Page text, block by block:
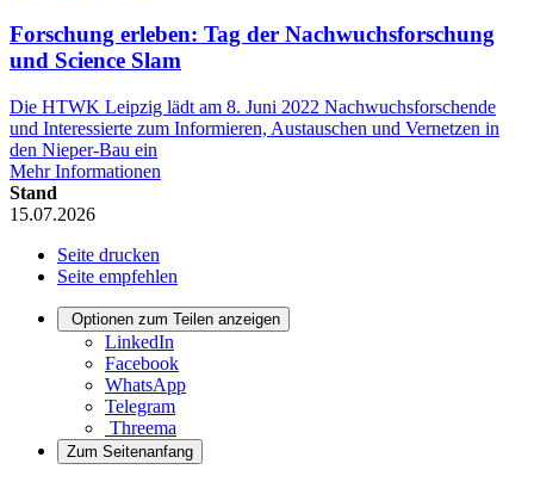
Forschung erleben: Tag der Nachwuchsforschung
und Science Slam
Die HTWK Leipzig lädt am 8. Juni 2022 Nachwuchsforschende
und Interessierte zum Informieren, Austauschen und Vernetzen in
den Nieper-Bau ein
Mehr Informationen
Stand
15.07.2026
Seite drucken
Seite empfehlen
Optionen zum Teilen anzeigen
LinkedIn
Facebook
WhatsApp
Telegram
Threema
Zum Seitenanfang